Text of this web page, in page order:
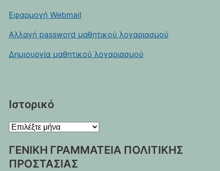
Εφαρμογή Webmail
Αλλαγή password μαθητικού λογαριασμού
Δημιουργία μαθητικού λογαριασμού
Ιστορικό
Ιστορικό
ΓΕΝΙΚΗ ΓΡΑΜΜΑΤΕΙΑ ΠΟΛΙΤΙΚΗΣ
ΠΡΟΣΤΑΣΙΑΣ